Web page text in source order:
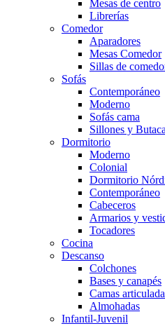
Mesas de centro
Librerías
Comedor
Aparadores
Mesas Comedor
Sillas de
Sofás
Contemporáneo
Moderno
Sofás cama
Sillones y
Dormitorio
Moderno
Colonial
Dormitorio
Contemporáneo
Cabeceros
Armarios y
Tocadores
Cocina
Descanso
Colchones
Bases y canapés
Camas
Almohadas
Infantil-Juvenil